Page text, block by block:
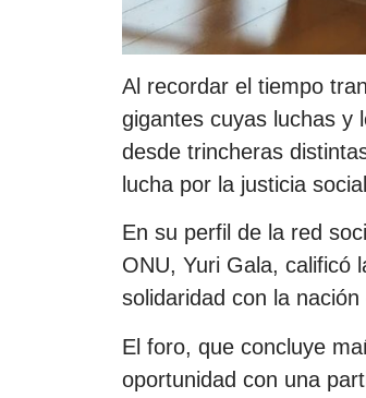
Al recordar el tiempo
gigantes cuyas luchas y
desde trincheras
lucha por la justicia
En su perfil de la red
ONU, Yuri Gala, calificó
solidaridad con la
El foro, que concluye
oportunidad con una